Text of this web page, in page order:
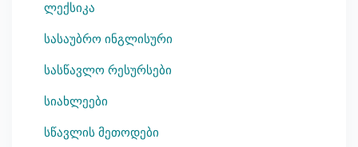
ლექსიკა
სასაუბრო ინგლისური
სასწავლო რესურსები
სიახლეები
სწავლის მეთოდები